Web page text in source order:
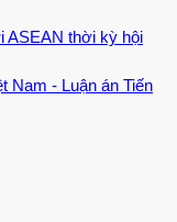
xuất ra sản phẩm thì
quả sản xuất nói
của con người. Sắp
biến đổi to lớn trong
tựu của cách
đào tạo lại, giảm biên
ASEAN thời kỳ hội
Nam - Luận án Tiến